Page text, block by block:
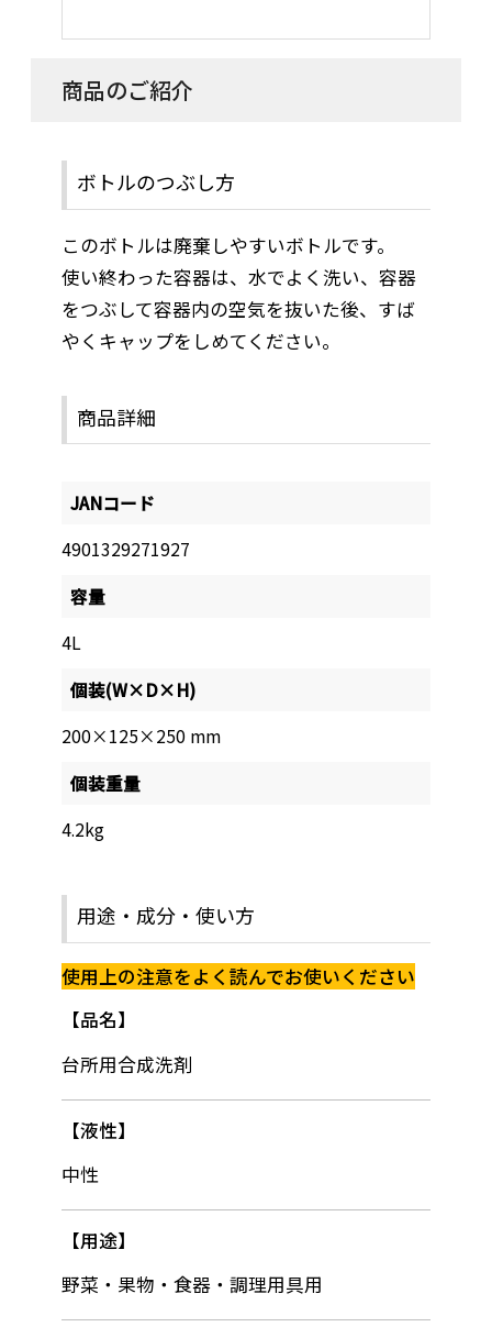
商品のご紹介
ボトルのつぶし方
このボトルは廃棄しやすいボトルです。
使い終わった容器は、水でよく洗い、容器
をつぶして容器内の空気を抜いた後、すば
やくキャップをしめてください。
商品詳細
JANコード
4901329271927
容量
4L
個装(W×D×H)
200×125×250 mm
個装重量
4.2kg
用途・成分・使い方
使用上の注意をよく読んでお使いください
品名
台所用合成洗剤
液性
中性
用途
野菜・果物・食器・調理用具用